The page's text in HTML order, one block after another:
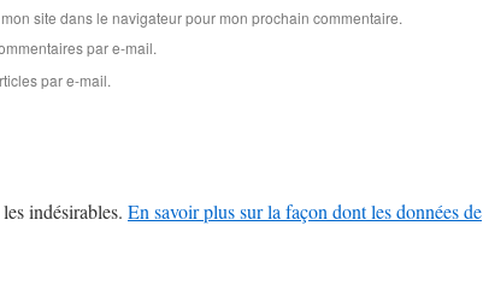
site dans le navigateur pour mon prochain commentaire.
par e-mail.
par e-mail.
indésirables. En savoir plus sur la façon dont les données de